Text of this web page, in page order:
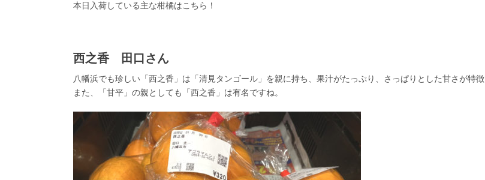
本日入荷している主な柑橘はこちら！
西之香 田口さん
八幡浜でも珍しい「西之香」は「清見タンゴール」を親に持ち、果汁がたっぷり、さっぱりとした甘さが特徴
また、「甘平」の親としても「西之香」は有名ですね。